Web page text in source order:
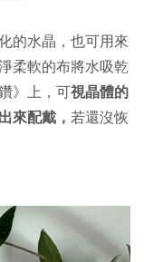
的水晶，也可用來
柔軟的布將水吸乾
》上 ，可視晶體的
來配戴， 若還沒恢